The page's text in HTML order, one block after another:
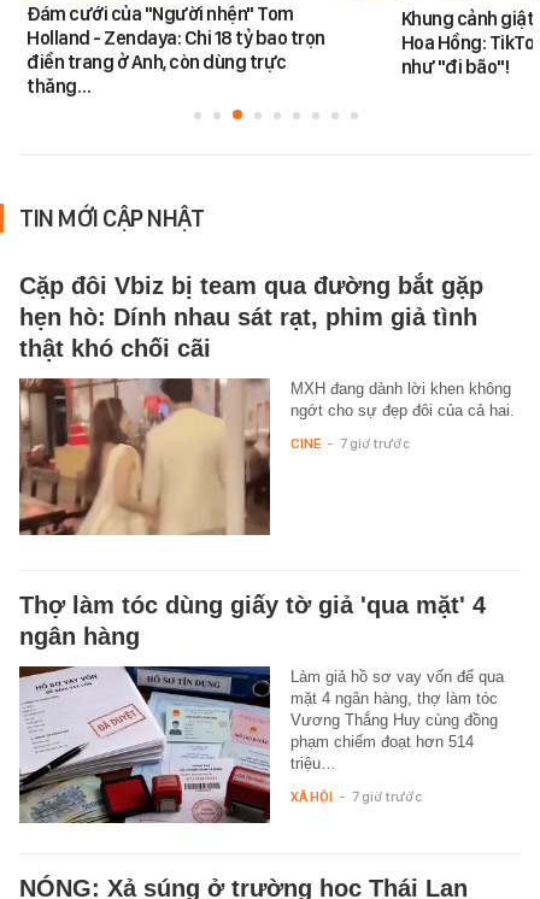
Đám cưới của "Người nhện" Tom
Holland - Zendaya: Chi 18 tỷ bao trọn
điền trang ở Anh, còn dùng trực
thăng…
Khung cảnh
Hoa Hồng:
như "đi bão"!
TIN MỚI CẬP NHẬT
Cặp đôi Vbiz bị team qua đường bắt gặp
hẹn hò: Dính nhau sát rạt, phim giả tình
thật khó chối cãi
MXH đang dành lời khen không
ngớt cho sự đẹp đôi của cả hai.
CINE - 7 giờ trước
Thợ làm tóc dùng giấy tờ giả 'qua mặt' 4
ngân hàng
Làm giả hồ sơ vay vốn để qua
mặt 4 ngân hàng, thợ làm tóc
Vương Thắng Huy cùng đồng
phạm chiếm đoạt hơn 514
triệu…
XÃ HỘI - 7 giờ trước
NÓNG: Xả súng ở trường học Thái Lan